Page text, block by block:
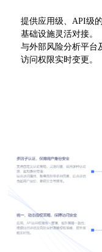
提供应用级、API级
基础设施灵活对接。
与外部风险分析平台
访问权限实时变更。